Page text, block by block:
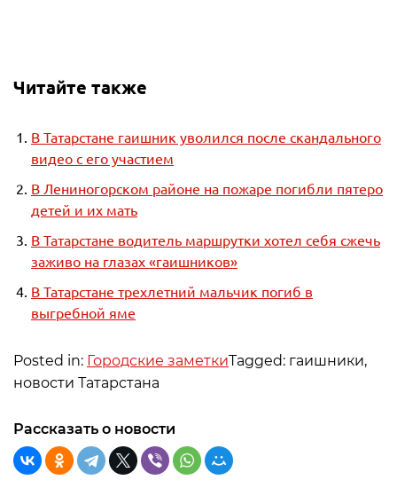
Читайте также
В Татарстане гаишник уволился после скандального
видео с его участием
В Лениногорском районе на пожаре погибли пятеро
детей и их мать
В Татарстане водитель маршрутки хотел себя сжечь
заживо на глазах «гаишников»
В Татарстане трехлетний мальчик погиб в
выгребной яме
Posted in: Городские заметкиTagged: гаишники,
новости Татарстана
Рассказать о новости